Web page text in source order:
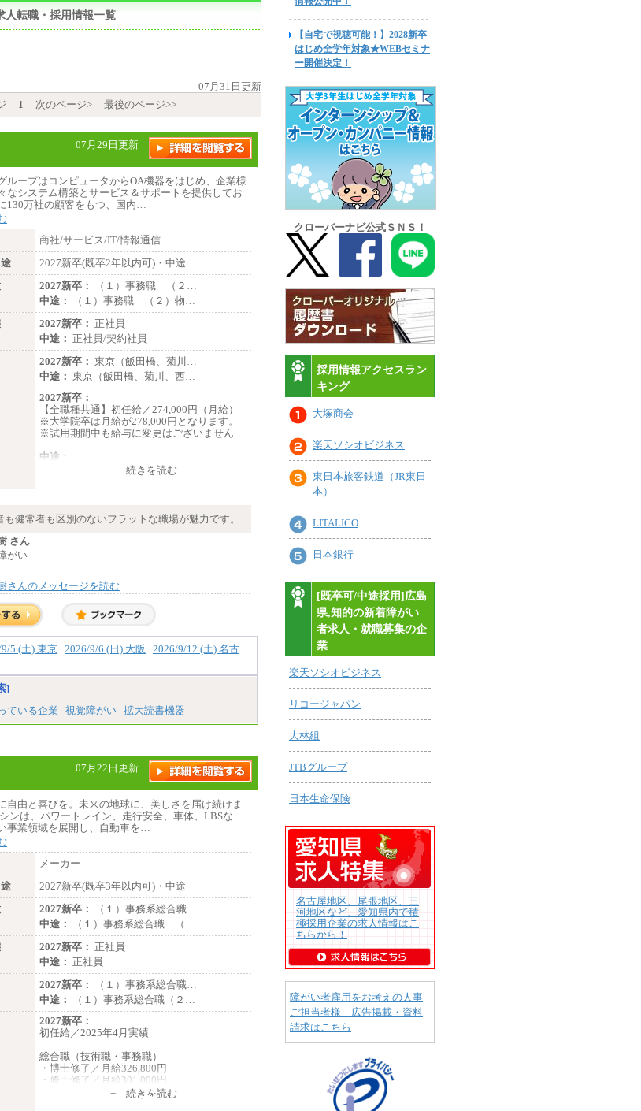
人転職・採用情報一覧
07月31日更新
1 次のページ> 最後のページ>>
07月29日更新
ループはコンピュータからOA機器をはじめ、企業様
なシステム構築とサービス＆サポートを提供してお
130万社の顧客をもつ、国内…
商社/サービス/IT/情報通信
2027新卒(既卒2年以内可)・中途
2027新卒：
（１）事務職 （２…
中途：
（１）事務職 （２）物…
2027新卒： 正社員
中途： 正社員/契約社員
2027新卒： 東京（飯田橋、菊川…
中途： 東京（飯田橋、菊川、西…
2027新卒：
【全職種共通】初任給／274,000円（月給）
※大学院卒は月給が278,000円となります。
※試用期間中も給与に変更はございません
中途：
（１）～（４）274,000円（月給）～
（５）235,000円（月給）～
※経験・年齢などを考慮のうえ、当社規程に
※業務内容・勤務形態に応じて、上記給与の
範囲内でご相談をさせていただく事がありま
+ 続きを読む
も健常者も区別のないフラットな職場が魅力です。
さん
がい
んのメッセージを読む
5 (土) 東京 2026/9/6 (日) 大阪
2026/9/12 (土) 名古
]
ている企業 視覚障がい 拡大読書機器
07月22日更新
自由と喜びを。未来の地球に、美しさを届け続けま
ンは、パワートレイン、走行安全、車体、LBSな
事業領域を展開し、自動車を…
メーカー
2027新卒(既卒3年以内可)・中途
2027新卒：
（１）事務系総合職…
中途：
（１）事務系総合職 （…
2027新卒： 正社員
中途： 正社員
2027新卒：
（１）事務系総合職…
中途：
（１）事務系総合職（２…
2027新卒：
初任給／2025年4月実績
総合職（技術職・事務職）
・博士修了／月給326,800円
・修士修了／月給301,000円
・大学卒／月給282,000円
・高専卒（専攻科）／月給282,000円
+ 続きを読む
【自宅で視聴可能！】2028新卒
はじめ全学年対象★WEBセミナ
ー開催決定！
クローバーナビ公式ＳＮＳ！
採用情報アクセスラン
キング
大塚商会
楽天ソシオビジネス
東日本旅客鉄道（JR東日
本）
LITALICO
日本銀行
[既卒可/中途採用]広島
県,知的の新着障がい
者求人・就職募集の企
業
楽天ソシオビジネス
リコージャパン
大林組
JTBグループ
日本生命保険
名古屋地区、尾張地区、三
河地区など、愛知県内で積
極採用企業の求人情報はこ
ちらから！
障がい者雇用をお考えの人事
ご担当者様 広告掲載・資料
請求はこちら